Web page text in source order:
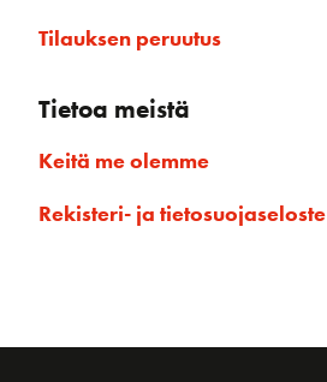
Tilauksen peruutus
Tietoa meistä
Keitä me olemme
Rekisteri- ja tietosuojaseloste